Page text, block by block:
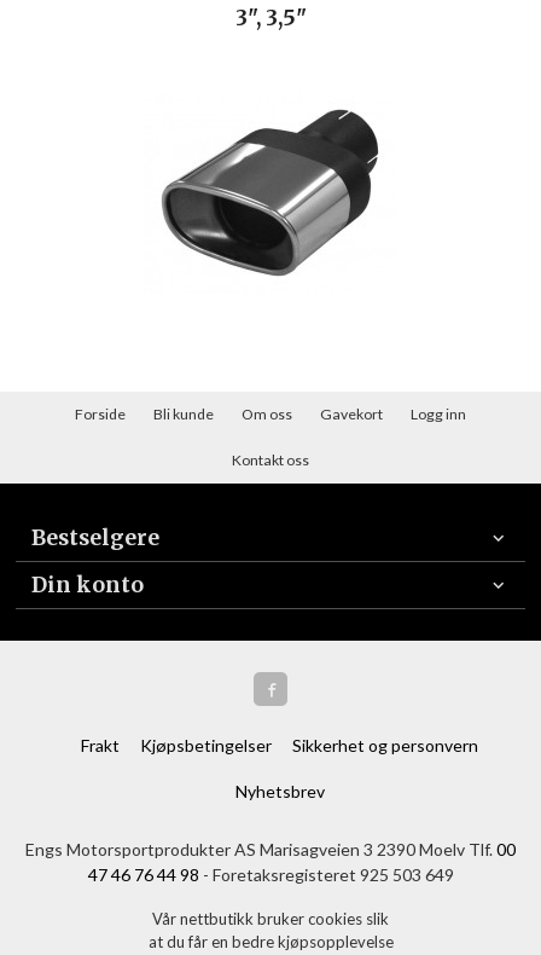
3", 3,5"
Forside Bli kunde Om oss Gavekort Logg inn
Kontakt oss
Bestselgere
Din konto
Frakt Kjøpsbetingelser Sikkerhet og personvern
Nyhetsbrev
Engs Motorsportprodukter AS Marisagveien 3 2390 Moelv Tlf.00
47 46 76 44 98 - Foretaksregisteret 925 503 649
Vår nettbutikk bruker cookies slik
at du får en bedre kjøpsopplevelse